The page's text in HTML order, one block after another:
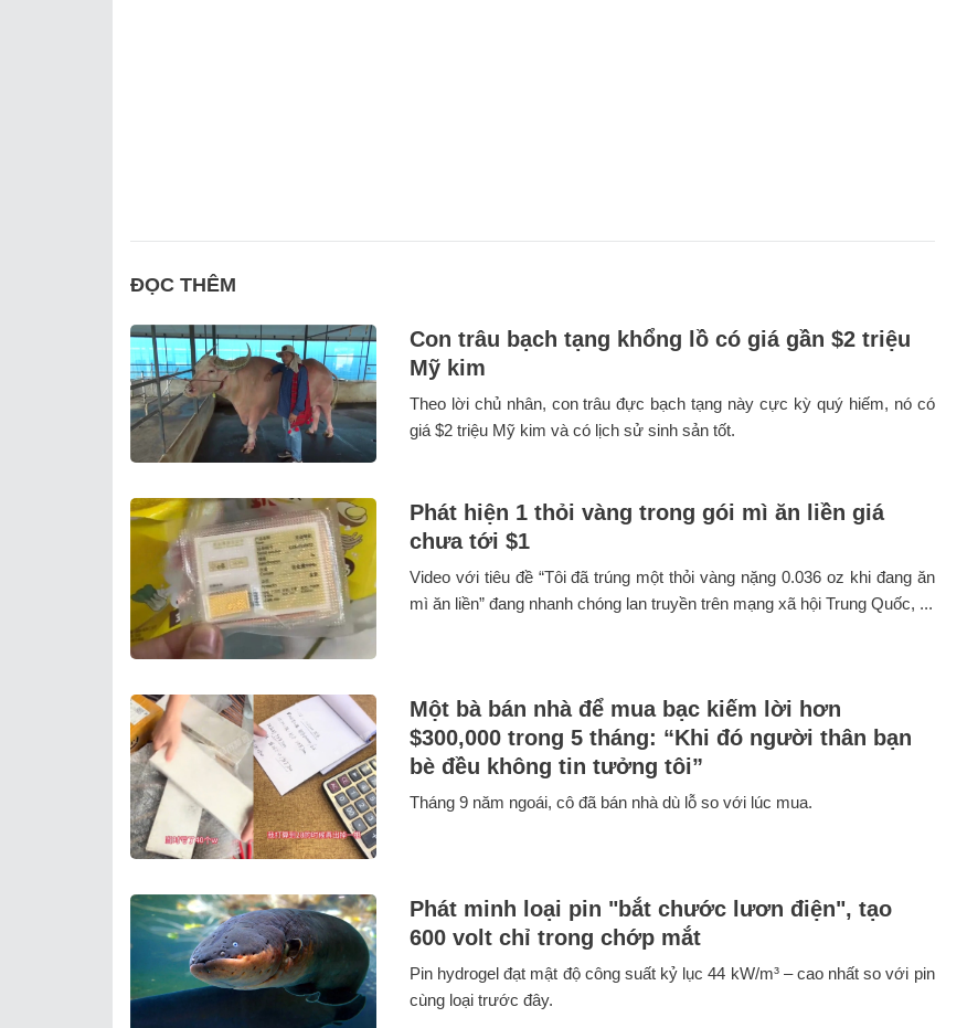
ĐỌC THÊM
Con trâu bạch tạng khổng lồ có giá gần $2 triệu
Mỹ kim
Theo lời chủ nhân, con trâu đực bạch tạng này cực kỳ quý hiếm, nó có
giá $2 triệu Mỹ kim và có lịch sử sinh sản tốt.
Phát hiện 1 thỏi vàng trong gói mì ăn liền giá
chưa tới $1
Video với tiêu đề “Tôi đã trúng một thỏi vàng nặng 0.036 oz khi đang ăn
mì ăn liền” đang nhanh chóng lan truyền trên mạng xã hội Trung Quốc, ...
Một bà bán nhà để mua bạc kiếm lời hơn
$300,000 trong 5 tháng: “Khi đó người thân bạn
bè đều không tin tưởng tôi”
Tháng 9 năm ngoái, cô đã bán nhà dù lỗ so với lúc mua.
Phát minh loại pin "bắt chước lươn điện", tạo
600 volt chỉ trong chớp mắt
Pin hydrogel đạt mật độ công suất kỷ lục 44 kW/m³ – cao nhất so với pin
cùng loại trước đây.